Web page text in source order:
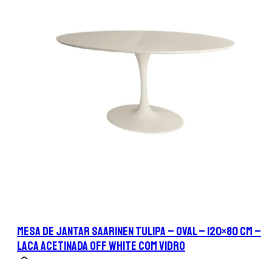
Mesa de Jantar Saarinen Tulipa – Oval – 120×80 cm –
Laca Acetinada Off White com Vidro